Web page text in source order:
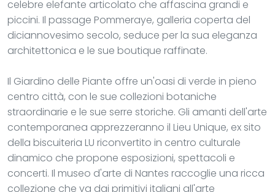
celebre elefante articolato che affascina grandi e
piccini. Il passage Pommeraye, galleria coperta del
diciannovesimo secolo, seduce per la sua eleganza
architettonica e le sue boutique raffinate.
Il Giardino delle Piante offre un'oasi di verde in pieno
centro città, con le sue collezioni botaniche
straordinarie e le sue serre storiche. Gli amanti dell'arte
contemporanea apprezzeranno il Lieu Unique, ex sito
della biscuiteria LU riconvertito in centro culturale
dinamico che propone esposizioni, spettacoli e
concerti. Il museo d'arte di Nantes raccoglie una ricca
collezione che va dai primitivi italiani all'arte